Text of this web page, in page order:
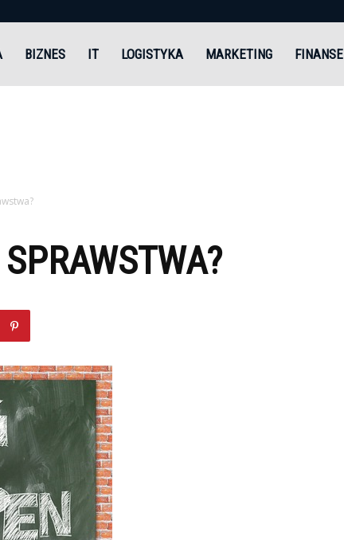
BIZNES IT LOGISTYKA MARKETING FINANSE